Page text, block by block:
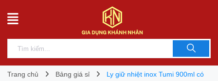
Trang chủ Bảng giá sỉ
Ly giữ nhiệt inox Tumi 900ml có